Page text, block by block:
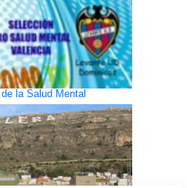
la Salud Mental